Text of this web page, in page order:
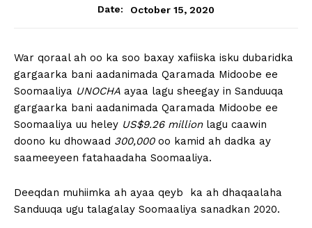
Date:
October 15, 2020
War qoraal ah oo ka soo baxay xafiiska isku dubaridka
gargaarka bani aadanimada Qaramada Midoobe ee
Soomaaliya UNOCHA ayaa lagu sheegay in Sanduuqa
gargaarka bani aadanimada Qaramada Midoobe ee
Soomaaliya uu heley US$9.26 millionlagu caawin
doono ku dhowaad 300,000oo kamid ah dadka ay
saameeyeen fatahaadaha Soomaaliya.
Deeqdan muhiimka ah ayaa qeyb ka ah dhaqaalaha
Sanduuqa ugu talagalay Soomaaliya sanadkan 2020.